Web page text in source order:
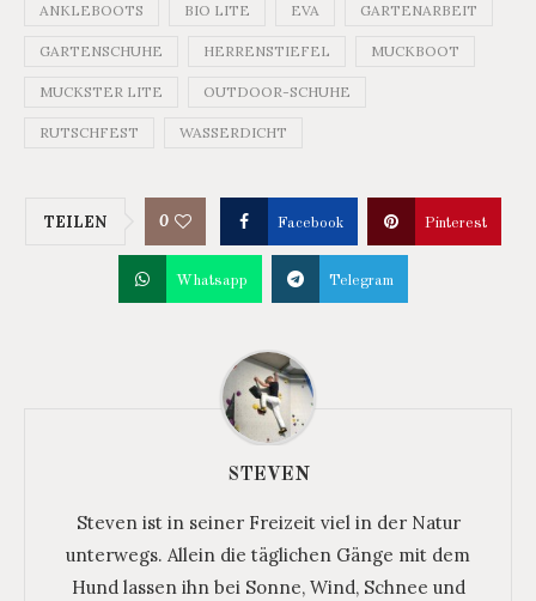
ANKLEBOOTS BIO LITE EVA GARTENARBEIT
GARTENSCHUHE HERRENSTIEFEL MUCKBOOT
MUCKSTER LITE OUTDOOR-SCHUHE
RUTSCHFEST WASSERDICHT
TEILEN 0 Facebook Pinterest
Whatsapp Telegram
STEVEN
Steven ist in seiner Freizeit viel in der Natur
unterwegs. Allein die täglichen Gänge mit dem
Hund lassen ihn bei Sonne, Wind, Schnee und